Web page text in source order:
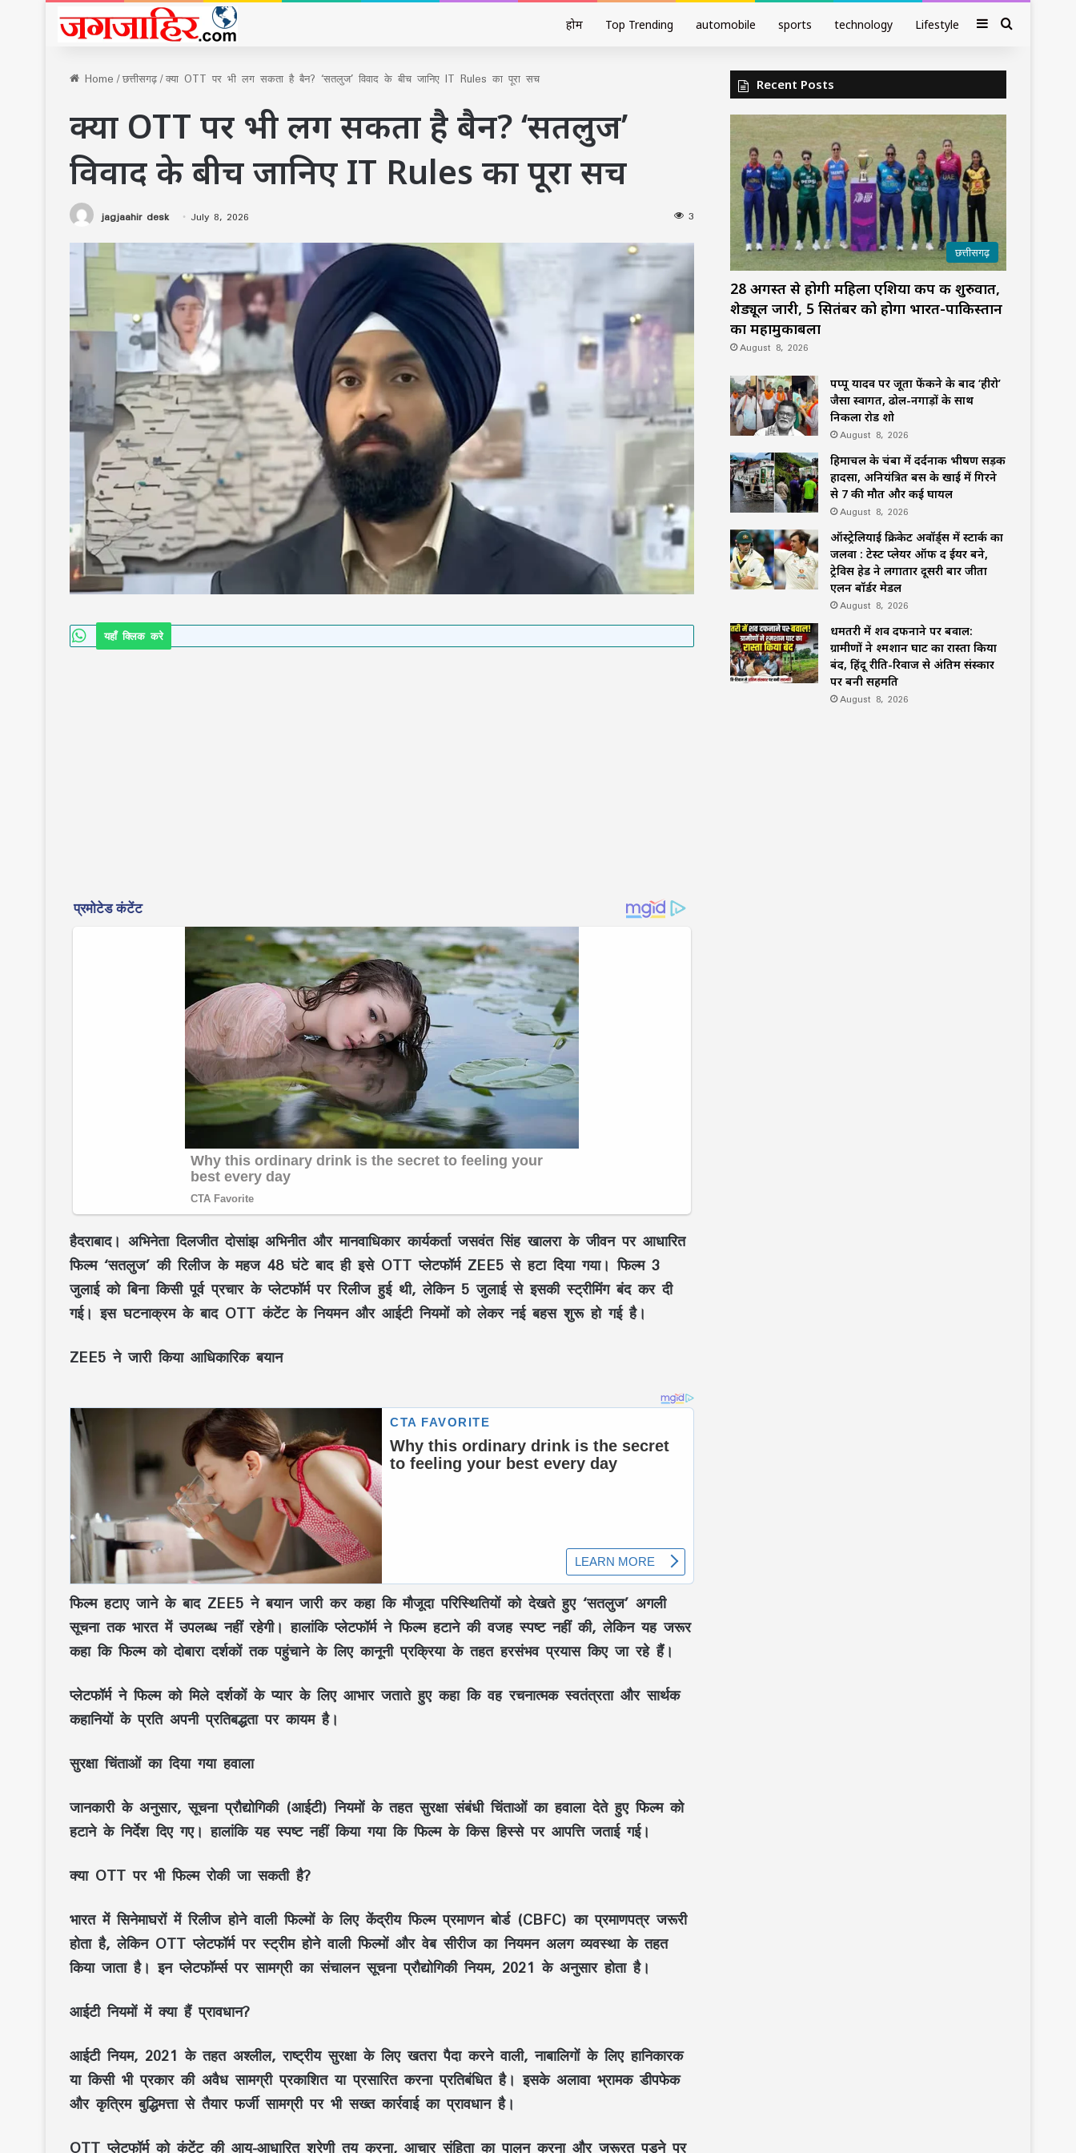
होम Top Trending automobile sports technology Lifestyle SidebarSearch
Home/छत्तीसगढ़/क्या OTT पर भी लग सकता है बैन? ‘सतलुज’ विवाद के बीच जानिए IT Rules का पूरा सच
क्या OTT पर भी लग सकता है बैन? ‘सतलुज’
विवाद के बीच जानिए IT Rules का पूरा सच
jagjaahir desk July 8, 2026 3
यहाँ क्लिक करे
हैदराबाद। अभिनेता दिलजीत दोसांझ अभिनीत और मानवाधिकार कार्यकर्ता जसवंत सिंह खालरा के जीवन पर आधारित
फिल्म‘सतलुज’ की रिलीज के महज 48 घंटे बाद ही इसे OTT प्लेटफॉर्म ZEE5 से हटा दिया गया। फिल्म 3
जुलाई को बिना किसी पूर्व प्रचार के प्लेटफॉर्म पर रिलीज हुई थी, लेकिन 5 जुलाई से इसकी स्ट्रीमिंग बंद कर दी
गई। इस घटनाक्रम के बाद OTT कंटेंट के नियमन और आईटी नियमों को लेकर नई बहस शुरू हो गई है।
ZEE5 ने जारी किया आधिकारिक बयान
फिल्म हटाए जाने के बाद ZEE5 ने बयान जारी कर कहा कि मौजूदा परिस्थितियों को देखते हुए ‘सतलुज’ अगली
सूचना तक भारत में उपलब्ध नहीं रहेगी। हालांकि प्लेटफॉर्म ने फिल्म हटाने की वजह स्पष्ट नहीं की, लेकिन यह जरूर
कहा कि फिल्म को दोबारा दर्शकों तक पहुंचाने के लिए कानूनी प्रक्रिया के तहत हरसंभव प्रयास किए जा रहे हैं।
प्लेटफॉर्म ने फिल्म को मिले दर्शकों के प्यार के लिए आभार जताते हुए कहा कि वह रचनात्मक स्वतंत्रता और सार्थक
कहानियों के प्रति अपनी प्रतिबद्धता पर कायम है।
सुरक्षा चिंताओं का दिया गया हवाला
जानकारी के अनुसार, सूचना प्रौद्योगिकी (आईटी) नियमों के तहत सुरक्षा संबंधी चिंताओं का हवाला देते हुए फिल्म को
हटाने के निर्देश दिए गए। हालांकि यह स्पष्ट नहीं किया गया कि फिल्म के किस हिस्से पर आपत्ति जताई गई।
क्या OTT पर भी फिल्म रोकी जा सकती है?
भारत में सिनेमाघरों में रिलीज होने वाली फिल्मों के लिए केंद्रीय फिल्म प्रमाणन बोर्ड (CBFC) का प्रमाणपत्र जरूरी
होता है, लेकिन OTT प्लेटफॉर्म पर स्ट्रीम होने वाली फिल्मों और वेब सीरीज का नियमन अलग व्यवस्था के तहत
किया जाता है। इन प्लेटफॉर्म्स पर सामग्री का संचालन सूचना प्रौद्योगिकी नियम, 2021 के अनुसार होता है।
आईटी नियमों में क्या हैं प्रावधान?
आईटी नियम, 2021 के तहत अश्लील, राष्ट्रीय सुरक्षा के लिए खतरा पैदा करने वाली, नाबालिगों के लिए हानिकारक
या किसी भी प्रकार की अवैध सामग्री प्रकाशित या प्रसारित करना प्रतिबंधित है। इसके अलावा भ्रामक डीपफेक
और कृत्रिम बुद्धिमत्ता से तैयार फर्जी सामग्री पर भी सख्त कार्रवाई का प्रावधान है।
28 अगस्त से होगी महिला एशिया कप की
शुरुवात, शेड्यूल जारी, 5 सितंबर को होगा भारत-
पाकिस्तान का महामुकाबला
स्वागत, ढोल-नगाड़ों के साथ निकला रोड शो
Recent Posts
छत्तीसगढ़
28 अगस्त से होगी महिला एशिया कप की शुरुवात,
शेड्यूल जारी, 5 सितंबर को होगा भारत-पाकिस्तान
का महामुकाबला
August 8, 2026
पप्पू यादव पर जूता फेंकने के बाद ‘हीरो’
जैसा स्वागत, ढोल-नगाड़ों के साथ
निकला रोड शो
August 8, 2026
हिमाचल के चंबा में दर्दनाक भीषण सड़क
हादसा, अनियंत्रित बस के खाई में गिरने
से 7 की मौत और कई घायल
August 8, 2026
ऑस्ट्रेलियाई क्रिकेट अवॉर्ड्स में स्टार्क का
जलवा : टेस्ट प्लेयर ऑफ द ईयर बने,
ट्रेविस हेड ने लगातार दूसरी बार जीता
एलन बॉर्डर मेडल
August 8, 2026
धमतरी में शव दफनाने पर बवाल:
ग्रामीणों ने श्मशान घाट का रास्ता किया
बंद, हिंदू रीति-रिवाज से अंतिम संस्कार
पर बनी सहमति
August 8, 2026